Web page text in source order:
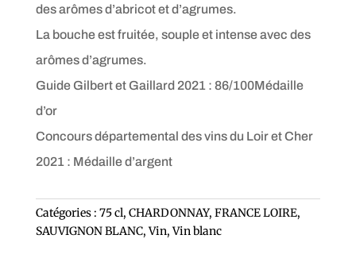
des arômes d’abricot et d’agrumes.
La bouche est fruitée, souple et intense avec des
arômes d’agrumes.
Guide Gilbert et Gaillard 2021 : 86/100Médaille
d’or
Concours départemental des vins du Loir et Cher
2021 : Médaille d’argent
Catégories : 75 cl, CHARDONNAY, FRANCE LOIRE,
SAUVIGNON BLANC,Vin,Vin blanc